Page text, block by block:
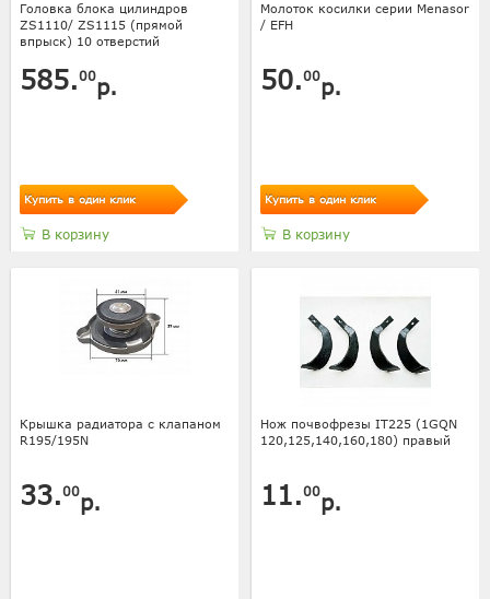
Головка блока цилиндров
ZS1110/ ZS1115 (прямой
впрыск) 10 отверстий
585.00р.
Купить в один клик
В корзину
Молоток косилки серии Menasor
/ EFH
50.00р.
Купить в один клик
В корзину
Крышка радиатора с клапаном
R195/195N
33.00р.
Нож почвофрезы IT225 (1GQN
120,125,140,160,180) правый
11.00р.